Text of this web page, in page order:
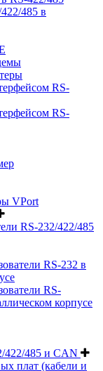
485 в
RS-
RS-
VPort
RS-232/422/485
RS-232 в
RS-
корпусе
422/485 и CAN
плат (кабели и